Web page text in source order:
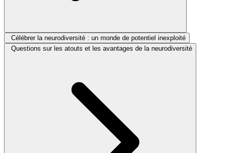
Célébrer la neurodiversité : un monde de potentiel inexploité
Questions sur les atouts et les avantages de la neurodiversité